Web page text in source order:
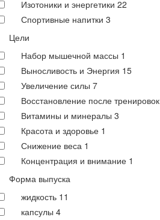
Изотоники и энергетики 22
Спортивные напитки 3
Цели
Набор мышечной массы 1
Выносливость и Энергия 15
Увеличение силы 7
Восстановление после тренировок
Витамины и минералы 3
Красота и здоровье 1
Снижение веса 1
Концентрация и внимание 1
Форма выпуска
жидкость 11
капсулы 4